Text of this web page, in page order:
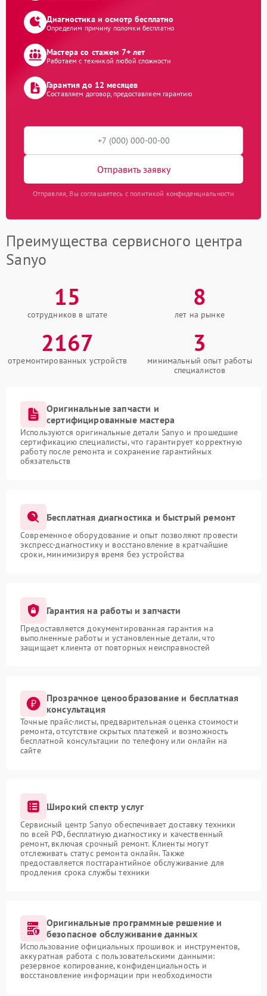
Диагностика и осмотр бесплатно
Определим причину поломки бесплатно
Мастера со стажем 7+ лет
Работаем с техникой любой сложности
Гарантия до 12 месяцев
Составляем договор, предоставляем гарантию
Отправить заявку
Отправляя, Вы соглашаетесь с политикой конфиденциальности
Преимущества сервисного центра
Sanyo
15
сотрудников в штате
8
лет на рынке
2167
отремонтированных устройств
3
минимальный опыт работы
специалистов
Оригинальные запчасти и
сертифицированные мастера
Используются оригинальные детали Sanyo и прошедшие
сертификацию специалисты, что гарантирует корректную
работу после ремонта и сохранение гарантийных
обязательств
Бесплатная диагностика и быстрый ремонт
Современное оборудование и опыт позволяют провести
экспресс-диагностику и восстановление в кратчайшие
сроки, минимизируя время без устройства
Гарантия на работы и запчасти
Предоставляется документированная гарантия на
выполненные работы и установленные детали, что
защищает клиента от повторных неисправностей
Прозрачное ценообразование и бесплатная
консультация
Точные прайс-листы, предварительная оценка стоимости
ремонта, отсутствие скрытых платежей и возможность
бесплатной консультации по телефону или онлайн на
сайте
Широкий спектр услуг
Сервисный центр Sanyo обеспечивает доставку техники
по всей РФ, бесплатную диагностику и качественный
ремонт, включая срочный ремонт. Клиенты могут
отслеживать статус ремонта онлайн. Также
предоставляется постгарантийное обслуживание для
продления срока службы техники
Оригинальные программные решение и
безопасное обслуживание данных
Использование официальных прошивок и инструментов,
аккуратная работа с пользовательскими данными:
резервное копирование, конфиденциальность и
восстановление информации при необходимости